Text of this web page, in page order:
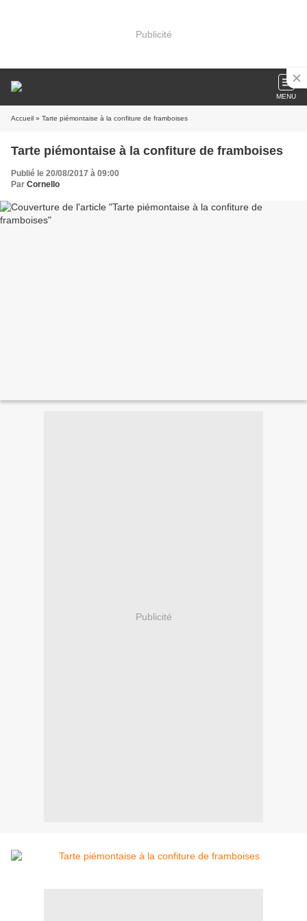
Publicité
MENU
Accueil » Tarte piémontaise à la confiture de framboises
Tarte piémontaise à la confiture de framboises
Publié le 20/08/2017 à 09:00
Par Cornello
Publicité